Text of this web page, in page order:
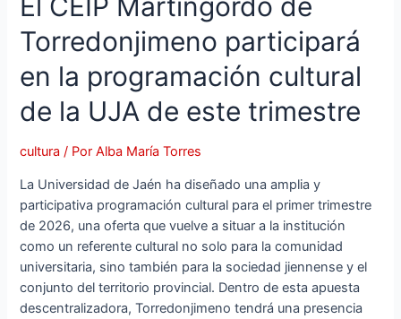
El CEIP Martingordo de
Torredonjimeno participará
en la programación cultural
de la UJA de este trimestre
cultura / PorAlba María Torres
La Universidad de Jaén ha diseñado una amplia y
participativa programación cultural para el primer trimestre
de 2026, una oferta que vuelve a situar a la institución
como un referente cultural no solo para la comunidad
universitaria, sino también para la sociedad jiennense y el
conjunto del territorio provincial. Dentro de esta apuesta
descentralizadora, Torredonjimeno tendrá una presencia